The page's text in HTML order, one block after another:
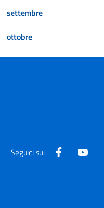
settembre
ottobre
Seguici su: Facebook